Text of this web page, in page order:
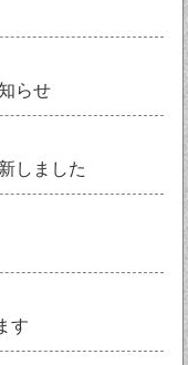
らせ
しました
す